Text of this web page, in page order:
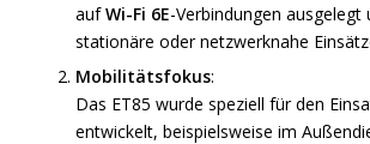
aufWi-Fi 6E-Verbindungen ausgelegt
stationäre oder netzwerknahe
Mobilitätsfokus:
Das ET85 wurde speziell für den
entwickelt, beispielsweise im